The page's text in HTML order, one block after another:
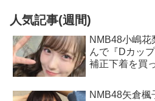
人気記事(週間)
NMB48小嶋花
んで『Dカッ
補正下着を買
NMB48矢倉楓